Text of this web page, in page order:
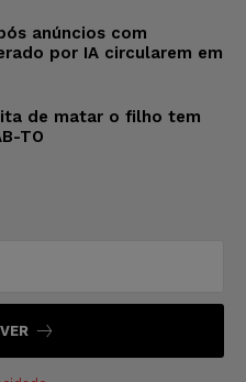
anúncios com
por IA circularem em
de matar o filho tem
TO